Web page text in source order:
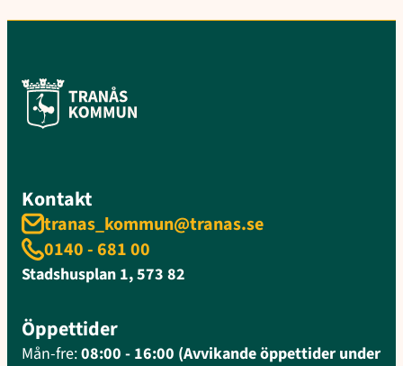
Kontakt
tranas_kommun@tranas.se
0140 - 681 00
Stadshusplan 1, 573 82
Öppettider
Mån-fre:08:00 - 16:00 (Avvikande öppettider under